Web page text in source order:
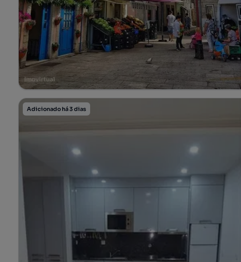
Adicionado há 3 dias